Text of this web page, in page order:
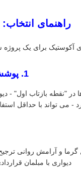
راهنمای
آکوستیک برای یک
1. پوشش دیوار در مقابل اهداف RT60
پانل ها در "نقطه بازتاب
با حداقل استفاده از
گرما و آرامش روانی
دیواری با مبلمان